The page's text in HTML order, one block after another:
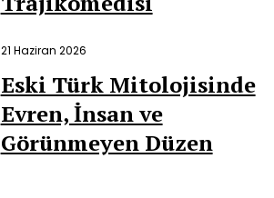
21 Haziran 2026
Eski Türk Mitolojisinde
Evren, İnsan ve
Görünmeyen Düzen